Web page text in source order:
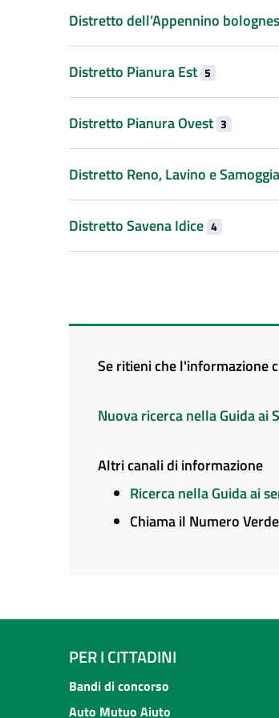
Distretto dell’Appennino
Distretto Pianura Est 5
Distretto Pianura Ovest 3
Distretto Reno, Lavino e Samoggia
Distretto Savena Idice 4
Se ritieni che l'informazione
Nuova ricerca nella Guida ai
Altri canali di informazione
Ricerca nella Guida ai
Chiama il Numero
PER I CITTADINI
Bandi di concorso
Auto Mutuo Aiuto